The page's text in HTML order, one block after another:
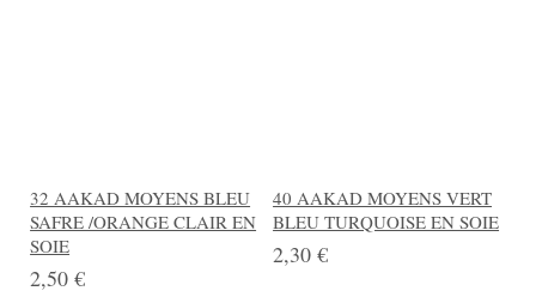
32 AAKAD MOYENS BLEU
SAFRE /ORANGE CLAIR EN
SOIE
2,50 €
40 AAKAD MOYENS VERT
BLEU TURQUOISE EN SOIE
2,30 €